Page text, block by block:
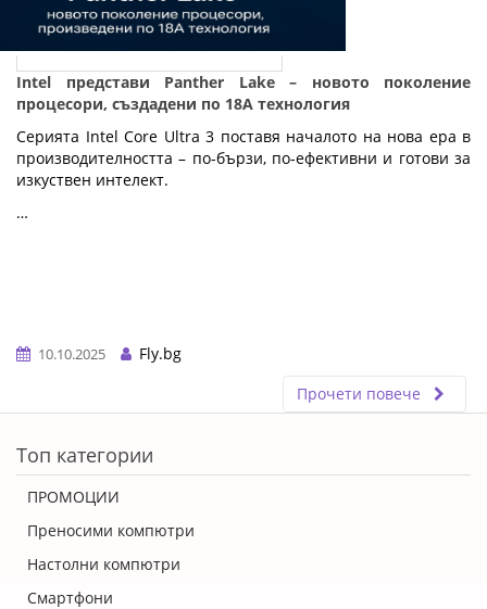
Intel представи Panther Lake – новото поколение
процесори, създадени по 18A технология
Серията Intel Core Ultra 3 поставя началото на нова ера в
производителността – по-бързи, по-ефективни и готови за
изкуствен интелект.
…
10.10.2025
Fly.bg
Прочети повече
Топ категории
ПРОМОЦИИ
Преносими компютри
Настолни компютри
Смартфони